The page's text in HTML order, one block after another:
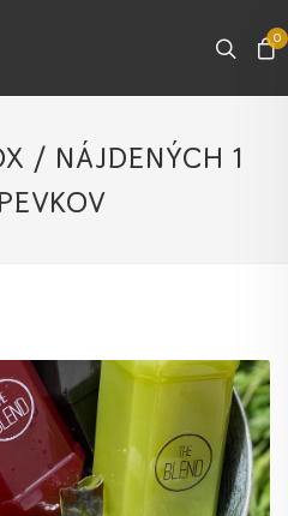
0
/ NÁJDENÝCH 1